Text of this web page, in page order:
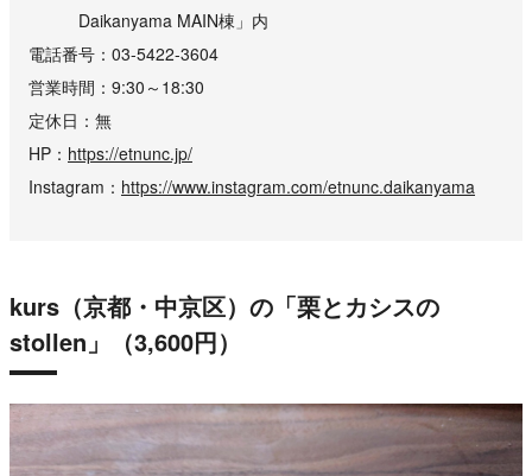
Daikanyama MAIN棟」内
電話番号
03-5422-3604
営業時間
9:30～18:30
定休日
無
HP
https://etnunc.jp/
Instagram
https://www.instagram.com/etnunc.daikanyama
kurs（京都・中京区）の「栗とカシスの
stollen」（3,600円）